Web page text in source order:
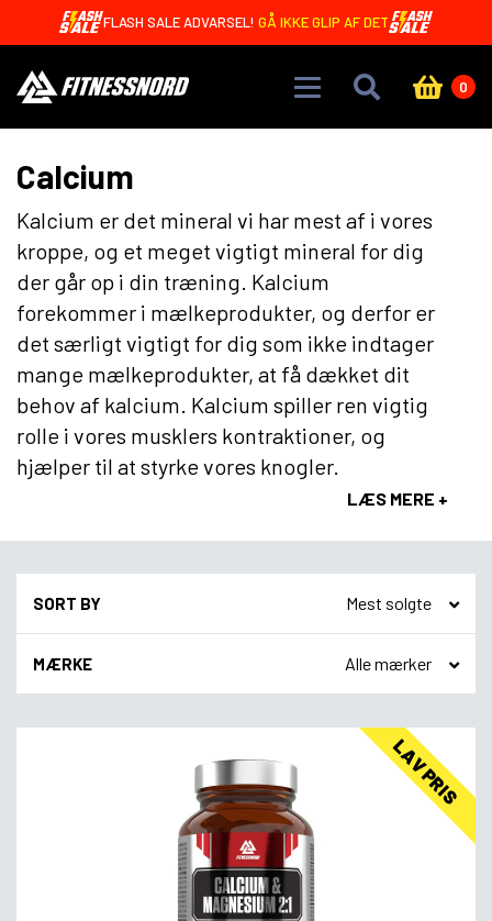
Skip to main contentOREO BARS MED 20G PROTEIN - KUN 4,99 DKK 🤩
0
Calcium
Kalcium er det mineral vi har mest af i vores
kroppe, og et meget vigtigt mineral for dig
der går op i din træning. Kalcium
forekommer i mælkeprodukter, og derfor er
det særligt vigtigt for dig som ikke indtager
mange mælkeprodukter, at få dækket dit
behov af kalcium. Kalcium spiller ren vigtig
rolle i vores musklers kontraktioner, og
hjælper til at styrke vores knogler.
LÆS MERE +
SORT BY
MÆRKE
LAV PRIS